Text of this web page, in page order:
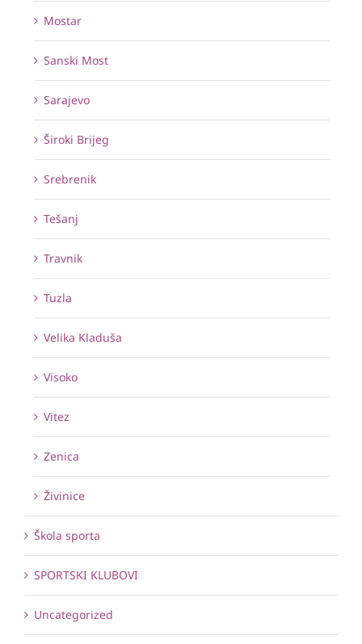
Mostar
Sanski Most
Sarajevo
Široki Brijeg
Srebrenik
Tešanj
Travnik
Tuzla
Velika Kladuša
Visoko
Vitez
Zenica
Živinice
Škola sporta
SPORTSKI KLUBOVI
Uncategorized